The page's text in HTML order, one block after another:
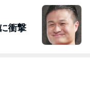
衝撃